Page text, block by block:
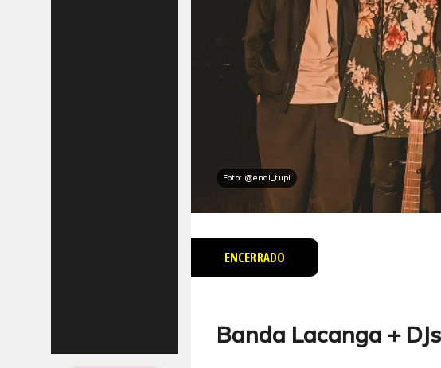
Foto: @endi_tupi
ENCERRADO
Banda Lacanga +